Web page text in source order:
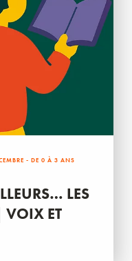
- DE 0 À 3 ANS
LES
VOIX ET